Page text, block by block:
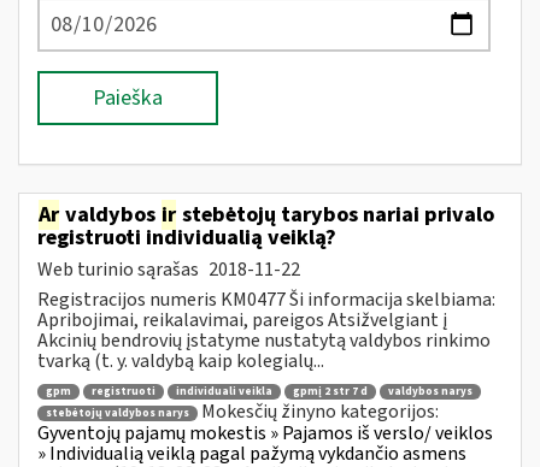
Paieška
Ar valdybos ir stebėtojų tarybos nariai privalo
registruoti individualią veiklą?
Web turinio sąrašas 2018-11-22
Registracijos numeris KM0477 Ši informacija skelbiama:
Apribojimai, reikalavimai, pareigos Atsižvelgiant į
Akcinių bendrovių įstatyme nustatytą valdybos rinkimo
tvarką (t. y. valdybą kaip kolegialų...
gpm registruoti individuali veikla gpmį 2 str 7 d
valdybos narys
stebėtojų valdybos narys
Mokesčių žinyno kategorijos:
Gyventojų pajamų mokestis » Pajamos iš verslo/ veiklos
» Individualią veiklą pagal pažymą vykdančio asmens